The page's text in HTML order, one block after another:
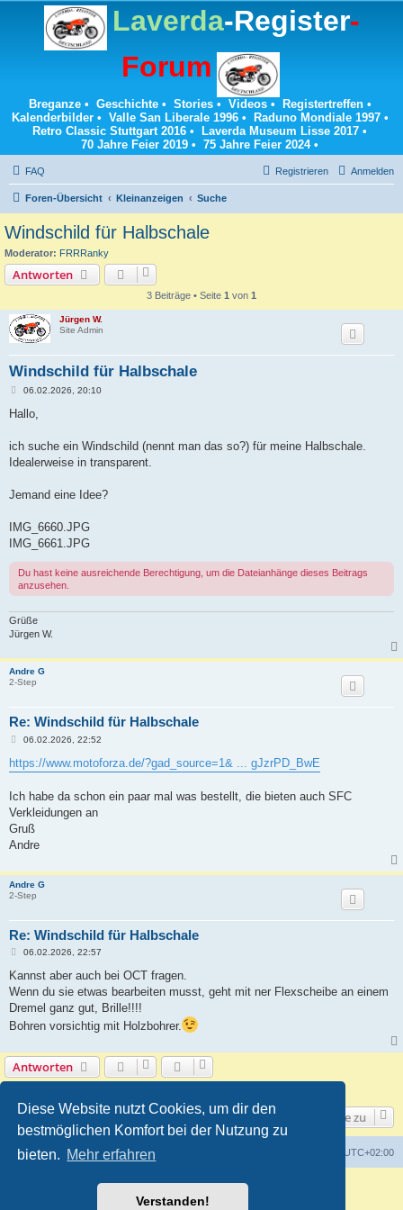
Diese Website nutzt Cookies, um dir den
bestmöglichen Komfort bei der Nutzung zu
bieten. Mehr erfahren
Verstanden!
Laverda-Register-
Forum
Breganze• Geschichte• Stories• Videos• Registertreffen•
Kalenderbilder• Valle San Liberale 1996• Raduno Mondiale 1997•
Retro Classic Stuttgart 2016 • Laverda Museum Lisse 2017 •
70 Jahre Feier 2019 • 75 Jahre Feier 2024•
FAQ Anmelden
Registrieren
Foren-Übersicht Kleinanzeigen Suche
Windschild für Halbschale
Moderator: FRRRanky
Antworten
3 Beiträge • Seite 1 von 1
Jürgen W.
Site Admin
Windschild für Halbschale
B
i
a
06.02.2026, 20:10
Hallo,
ich suche ein Windschild (nennt man das so?) für meine Halbschale.
Idealerweise in transparent.
Jemand eine Idee?
IMG_6660.JPG
IMG_6661.JPG
Du hast keine ausreichende Berechtigung, um die Dateianhänge dieses Beitrags
anzusehen.
Grüße
Jürgen W.
Andre G
2-Step
Re: Windschild für Halbschale
B
i
t
a
g
06.02.2026, 22:52
https://www.motoforza.de/?gad_source=1& ... gJzrPD_BwE
Ich habe da schon ein paar mal was bestellt, die bieten auch SFC
Verkleidungen an
Gruß
Andre
Andre G
2-Step
Re: Windschild für Halbschale
B
i
r
a
06.02.2026, 22:57
Kannst aber auch bei OCT fragen.
Wenn du sie etwas bearbeiten musst, geht mit ner Flexscheibe an einem
Dremel ganz gut, Brille!!!!
Bohren vorsichtig mit Holzbohrer.
Antworten
Gehe zu
Foren-Übersicht UTC+02:00
Powered byphpBB® Forum Software © phpBB Limited
Deutsche Übersetzung durch